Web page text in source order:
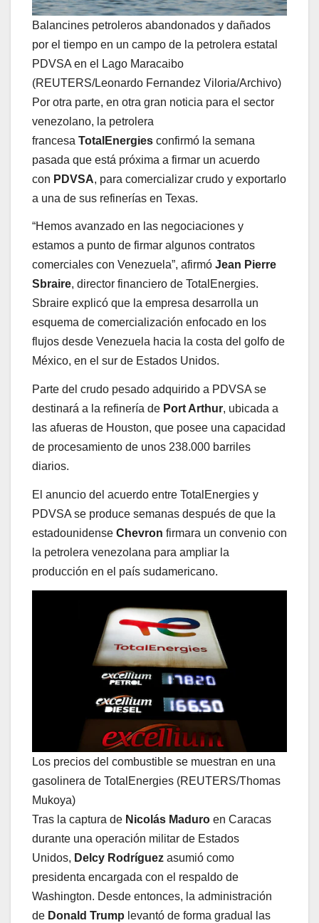
Balancines petroleros abandonados y dañados
por el tiempo en un campo de la petrolera estatal
PDVSA en el Lago Maracaibo
(REUTERS/Leonardo Fernandez Viloria/Archivo)
Por otra parte, en otra gran noticia para el sector
venezolano, la petrolera
francesa TotalEnergies confirmó la semana
pasada que está próxima a firmar un acuerdo
con PDVSA, para comercializar crudo y exportarlo
a una de sus refinerías en Texas.
“Hemos avanzado en las negociaciones y
estamos a punto de firmar algunos contratos
comerciales con Venezuela”, afirmó Jean Pierre
Sbraire, director financiero de TotalEnergies.
Sbraire explicó que la empresa desarrolla un
esquema de comercialización enfocado en los
flujos desde Venezuela hacia la costa del golfo de
México, en el sur de Estados Unidos.
Parte del crudo pesado adquirido a PDVSA se
destinará a la refinería de Port Arthur, ubicada a
las afueras de Houston, que posee una capacidad
de procesamiento de unos 238.000 barriles
diarios.
El anuncio del acuerdo entre TotalEnergies y
PDVSA se produce semanas después de que la
estadounidense Chevron firmara un convenio con
la petrolera venezolana para ampliar la
producción en el país sudamericano.
Los precios del combustible se muestran en una
gasolinera de TotalEnergies (REUTERS/Thomas
Mukoya)
Tras la captura de Nicolás Maduro en Caracas
durante una operación militar de Estados
Unidos, Delcy Rodríguez asumió como
presidenta encargada con el respaldo de
Washington. Desde entonces, la administración
de Donald Trump levantó de forma gradual las